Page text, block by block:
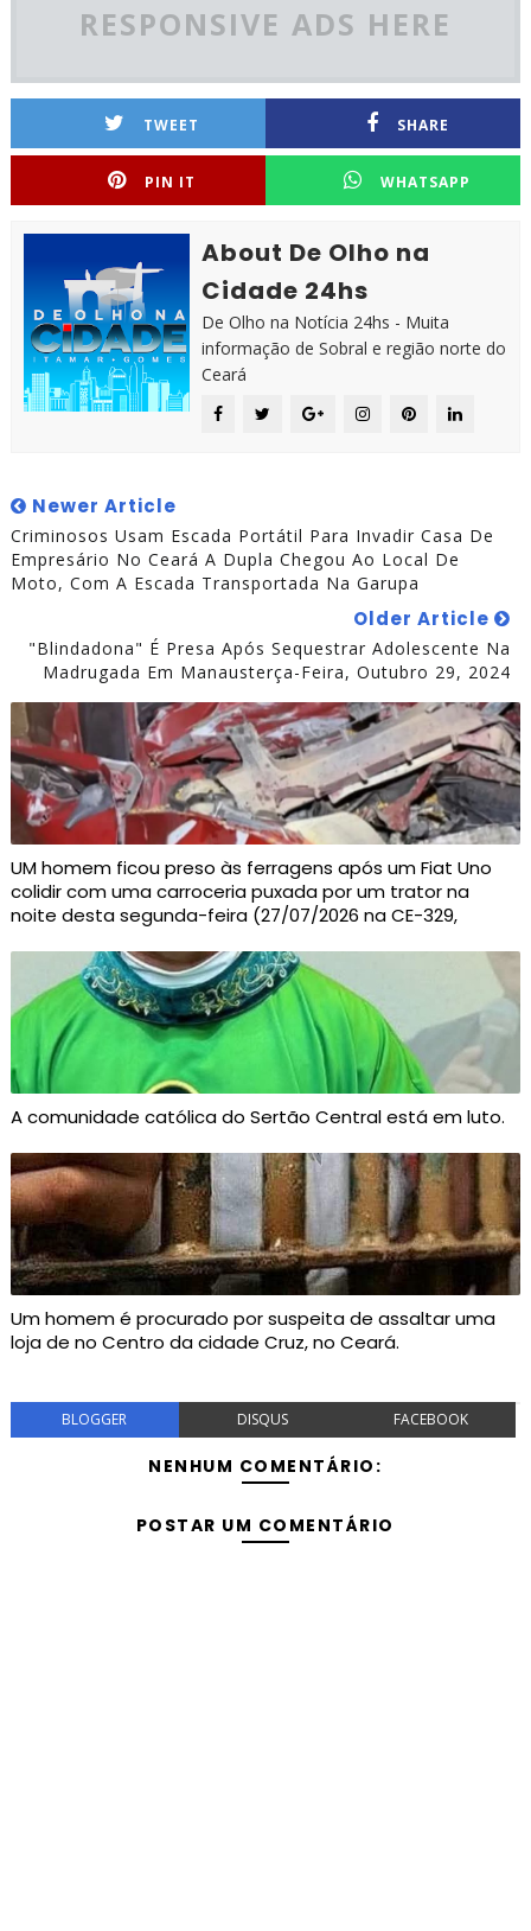
RESPONSIVE ADS HERE
TWEET SHARE
PIN IT WHATSAPP
About De Olho na
Cidade 24hs
De Olho na Notícia 24hs - Muita
informação de Sobral e região norte do
Ceará
Newer Article
Criminosos Usam Escada Portátil Para Invadir Casa De
Empresário No Ceará A Dupla Chegou Ao Local De
Moto, Com A Escada Transportada Na Garupa
Older Article
"Blindadona" É Presa Após Sequestrar Adolescente Na
Madrugada Em Manausterça-Feira, Outubro 29, 2024
UM homem ficou preso às ferragens após um Fiat Uno
colidir com uma carroceria puxada por um trator na
noite desta segunda-feira (27/07/2026 na CE-329,
A comunidade católica do Sertão Central está em luto.
Um homem é procurado por suspeita de assaltar uma
loja de no Centro da cidade Cruz, no Ceará.
BLOGGER DISQUS FACEBOOK
NENHUM COMENTÁRIO:
POSTAR UM COMENTÁRIO